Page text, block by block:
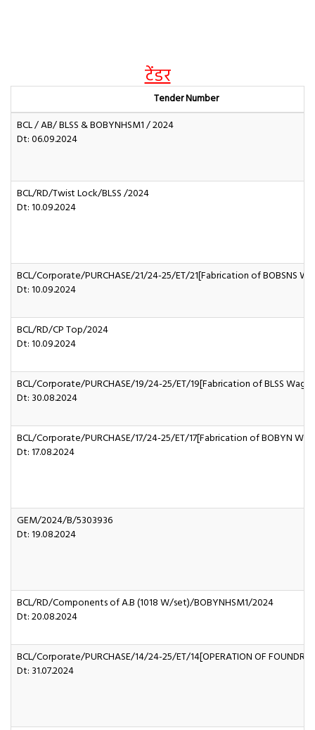
टेंडर
Tender Number
BCL / AB/ BLSS & BOBYNHSM1 / 2024
Dt: 06.09.2024
BCL/RD/Twist Lock/BLSS /2024
Dt: 10.09.2024
BCL/Corporate/PURCHASE/21/24-25/ET/21[Fabrication of BOBSNS
Dt: 10.09.2024
BCL/RD/CP Top/2024
Dt: 10.09.2024
BCL/Corporate/PURCHASE/19/24-25/ET/19[Fabrication of BLSS
Dt: 30.08.2024
BCL/Corporate/PURCHASE/17/24-25/ET/17[Fabrication of BOBYN
Dt: 17.08.2024
GEM/2024/B/5303936
Dt: 19.08.2024
BCL/RD/Components of A.B (1018 W/set)/BOBYNHSM1/2024
Dt: 20.08.2024
BCL/Corporate/PURCHASE/14/24-25/ET/14[OPERATION OF FOUNDRY
Dt: 31.07.2024